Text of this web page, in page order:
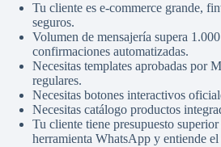
Tu cliente es e-commerce grande,
seguros.
Volumen de mensajería supera
confirmaciones automatizadas.
Necesitas templates aprobadas por
regulares.
Necesitas botones interactivos
Necesitas catálogo productos
Tu cliente tiene presupuesto
herramienta WhatsApp y entiende el